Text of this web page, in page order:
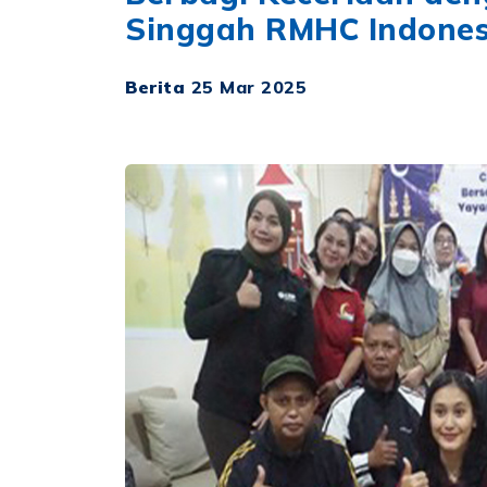
Singgah RMHC
Berita 25 Mar 2025